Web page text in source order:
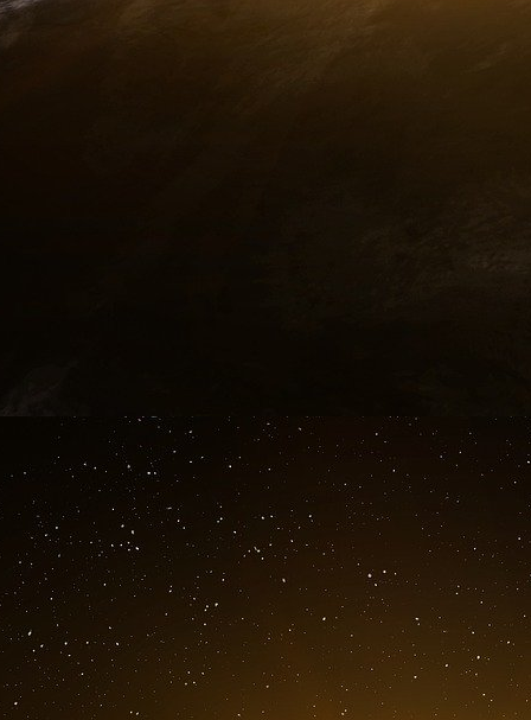
sur le plateau de TPMP, la faute aux
facilement relayées sur le plateau de Cyril
gens-là, ce serait de l’entente avec l’ennemi
Passage viral
Cette édition de Face à Baba a
internautes n’ont pas manqué de réagir aux
Véran et les réponses qu’il leur donnait. Si
virulence de certaines paroles tournées en
ne pas être assez impliqué dans les